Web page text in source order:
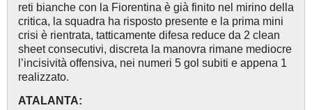
reti bianche con la Fiorentina è già finito nel mirino della
critica, la squadra ha risposto presente e la prima mini
crisi è rientrata, tatticamente difesa reduce da 2 clean
sheet consecutivi, discreta la manovra rimane mediocre
l’incisività offensiva, nei numeri 5 gol subiti e appena 1
realizzato.
ATALANTA: